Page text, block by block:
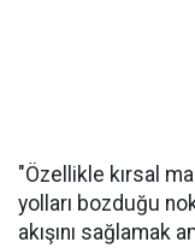
"Özellikle kırsal
yolları bozduğu
akışını sağlamak